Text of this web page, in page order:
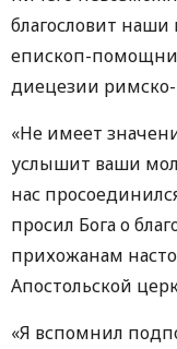
благословит наши
епископ-
диецезии римско-
«Не имеет
услышит ваши
нас
просил Бога о
прихожанам
Апостольской
«Я вспомнил